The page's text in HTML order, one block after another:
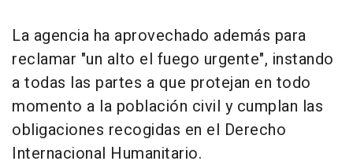
La agencia ha aprovechado además para
reclamar "un alto el fuego urgente", instando
a todas las partes a que protejan en todo
momento a la población civil y cumplan las
obligaciones recogidas en el Derecho
Internacional Humanitario.